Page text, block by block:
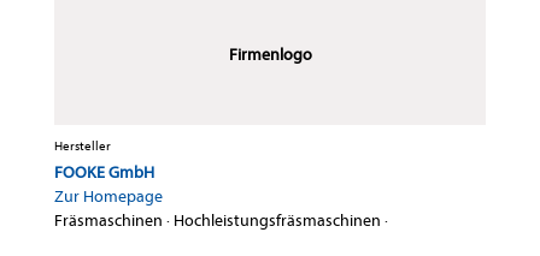
Firmenlogo
Hersteller
FOOKE GmbH
Zur Homepage
Fräsmaschinen · Hochleistungsfräsmaschinen ·